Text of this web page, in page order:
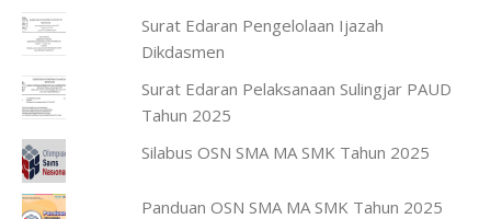
Surat Edaran Pengelolaan Ijazah
Dikdasmen
Surat Edaran Pelaksanaan Sulingjar PAUD
Tahun 2025
Silabus OSN SMA MA SMK Tahun 2025
Panduan OSN SMA MA SMK Tahun 2025